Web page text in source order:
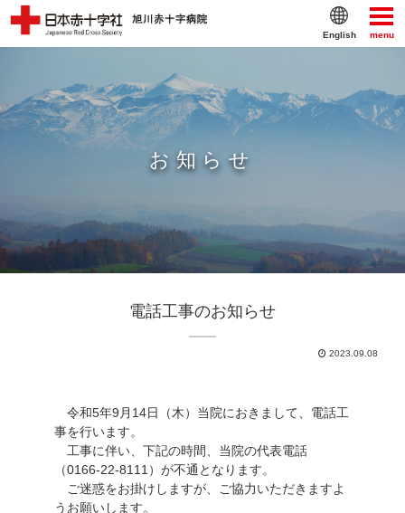
menu
English
お知らせ
電話工事のお知らせ
2023.09.08
令和5年9月14日（木）当院におきまして、電話工
事を行います。
工事に伴い、下記の時間、当院の代表電話
（0166-22-8111）が不通となります。
ご迷惑をお掛けしますが、ご協力いただきますよ
うお願いします。